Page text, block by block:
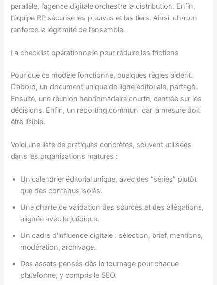
parallèle, l’agence digitale orchestre la distribution. Enfin,
l’équipe RP sécurise les preuves et les tiers. Ainsi, chacun
renforce la légitimité de l’ensemble.
La checklist opérationnelle pour réduire les frictions
Pour que ce modèle fonctionne, quelques règles aident.
D’abord, un document unique de ligne éditoriale, partagé.
Ensuite, une réunion hebdomadaire courte, centrée sur les
décisions. Enfin, un reporting commun, car la mesure doit
être lisible.
Voici une liste de pratiques concrètes, souvent utilisées
dans les organisations matures :
Un calendrier éditorial unique, avec des “séries” plutôt
que des contenus isolés.
Une charte de validation des sources et des allégations,
alignée avec le juridique.
Un cadre d’influence digitale : sélection, brief, mentions,
modération, archivage.
Des assets pensés dès le tournage pour chaque
plateforme, y compris le SEO.